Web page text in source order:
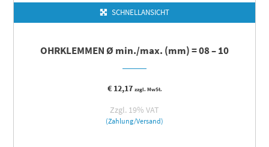
SCHNELLANSICHT
OHRKLEMMEN Ø min./max. (mm) = 08 – 10
€12,17 zzgl. MwSt.
Zzgl. 19% VAT
(Zahlung/Versand)